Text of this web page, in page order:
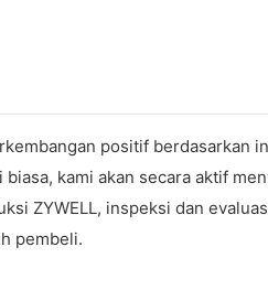
positif berdasarkan
kami akan secara aktif
ZYWELL, inspeksi dan
pembeli.